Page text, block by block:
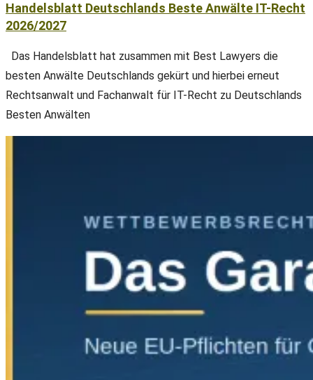
Handelsblatt Deutschlands Beste Anwälte IT-Recht
2026/2027
Das Handelsblatt hat zusammen mit Best Lawyers die
besten Anwälte Deutschlands gekürt und hierbei erneut
Rechtsanwalt und Fachanwalt für IT-Recht zu Deutschlands
Besten Anwälten